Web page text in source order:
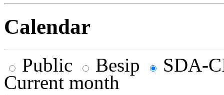
Calendar
Public Besip
SDA-
Current month